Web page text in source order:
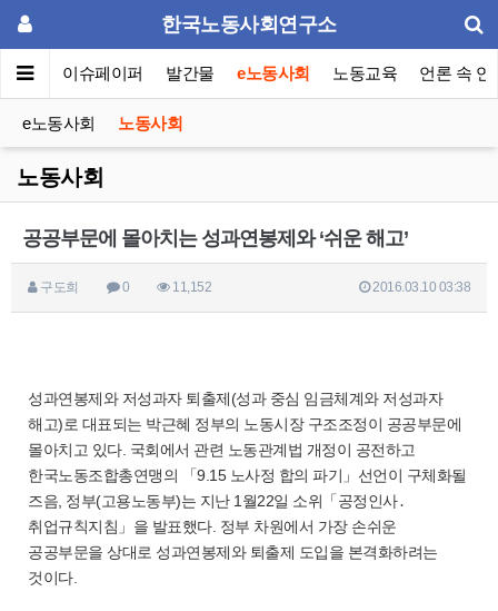
한국노동사회연구소
포럼 이슈페이퍼 발간물 e노동사회 노동교육 언론 속 연
e노동사회 노동사회
노동사회
공공부문에 몰아치는 성과연봉제와 ‘쉬운 해고’
구도희 0 11,152 2016.03.10 03:38
성과연봉제와 저성과자 퇴출제(성과 중심 임금체계와 저성과자
해고)로 대표되는 박근혜 정부의 노동시장 구조조정이 공공부문에
몰아치고 있다. 국회에서 관련 노동관계법 개정이 공전하고
한국노동조합총연맹의 「9.15 노사정 합의 파기」선언이 구체화될
즈음, 정부(고용노동부)는 지난 1월22일 소위「공정인사․
취업규칙지침」을 발표했다. 정부 차원에서 가장 손쉬운
공공부문을 상대로 성과연봉제와 퇴출제 도입을 본격화하려는
것이다.